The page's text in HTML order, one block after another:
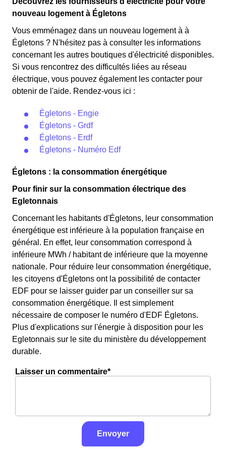
nouveau logement à Égletons
Vous emménagez dans un nouveau logement à à
Égletons ? N'hésitez pas à consulter les informations
concernant les autres boutiques d'électricité disponibles.
Si vous rencontrez des difficultés liées au réseau
électrique, vous pouvez également les contacter pour
obtenir de l'aide. Rendez-vous ici :
Égletons - Engie
Égletons - Grdf
Égletons - Erdf
Égletons - Numéro Edf
Égletons : la consommation énergétique
Pour finir sur la consommation électrique des
Egletonnais
Concernant les habitants d'Égletons, leur consommation
énergétique est inférieure à la population française en
général. En effet, leur consommation correspond à
inférieure MWh / habitant de inférieure que la moyenne
nationale. Pour réduire leur consommation énergétique,
les citoyens d'Égletons ont la possibilité de contacter
EDF pour se laisser guider par un conseiller sur sa
consommation énergétique. Il est simplement
nécessaire de composer le numéro d'EDF Égletons.
Plus d'explications sur l'énergie à disposition pour les
Egletonnais sur le site du ministère du développement
durable.
Laisser un commentaire*
Envoyer